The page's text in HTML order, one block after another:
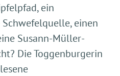
ein
Schwefelquelle, einen
Susann-Müller-
Die Toggenburgerin